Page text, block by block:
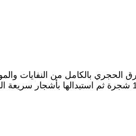
الحجري بالكامل من النفايات